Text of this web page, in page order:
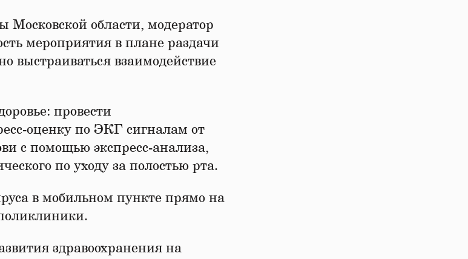
Московской области, модератор
мероприятия в плане раздачи
выстраиваться взаимодействие
провести
оценку по ЭКГ сигналам от
с помощью экспресс-анализа,
по уходу за полостью рта.
в мобильном пункте прямо на
здравоохранения на